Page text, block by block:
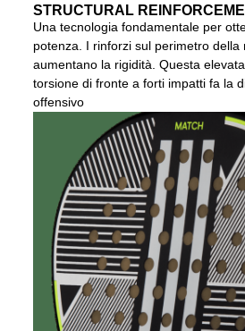
STRUCTURAL
Una tecnologia fondamentale per
potenza. I rinforzi sul perimetro della
aumentano la rigidità. Questa
torsione di fronte a forti impatti fa la
offensivo